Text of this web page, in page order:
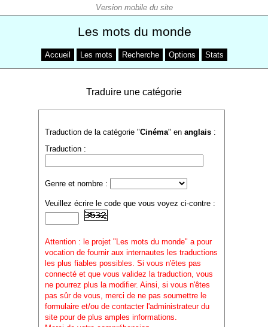
Les mots du monde
Accueil Les mots Recherche Options Stats
Traduire une catégorie
Traduction de la catégorie "Cinéma" en anglais:
Traduction :
Genre et nombre :
Veuillez écrire le code que vous voyez ci-contre :
Attention : le projet "Les mots du monde" a pour
vocation de fournir aux internautes les traductions
les plus fiables possibles. Si vous n'êtes pas
connecté et que vous validez la traduction, vous
ne pourrez plus la modifier. Ainsi, si vous n'êtes
pas sûr de vous, merci de ne pas soumettre le
formulaire et/ou de contacter l'administrateur du
site pour de plus amples informations.